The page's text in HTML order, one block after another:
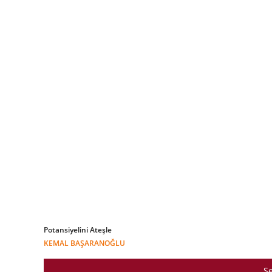
Potansiyelini Ateşle
KEMAL BAŞARANOĞLU